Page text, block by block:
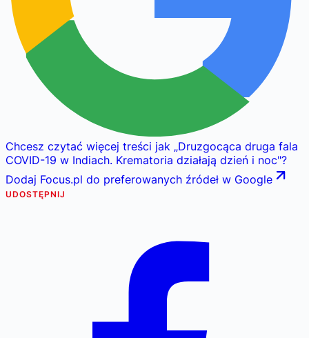
Chcesz czytać więcej treści jak „Druzgocąca druga fala
COVID-19 w Indiach. Krematoria działają dzień i noc"?
Dodaj Focus.pl do preferowanych źródeł w Google
UDOSTĘPNIJ